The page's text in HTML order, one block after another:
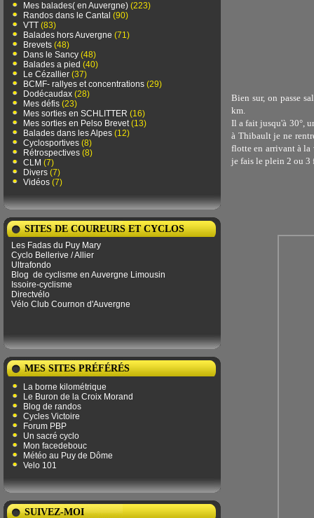
Mes balades( en Auvergne) (223)
Randos dans le Cantal (90)
VTT (83)
Balades hors Auvergne (71)
Brevets (48)
Dans le Sancy (48)
Balades a pied (40)
Le Cézallier (37)
BCMF- rallyes et concentrations (29)
Dodécaudax (28)
Mes défis (23)
Mes sorties en SCHLITTER (16)
Mes sorties en Pelso Brevet(13)
Balades dans les Alpes (12)
Cyclosportives (8)
Rétrospectives (8)
CLM (7)
Divers (7)
Vidéos (7)
SITES DE COUREURS ET CYCLOS
Les Fadas du Puy Mary
Cyclo Bellerive / Allier
Ultrafondo
Blog de ​​cyclisme en Auvergne Limousin
Issoire-cyclisme
Directvélo
Vélo Club Cournon d'Auvergne
MES SITES PRÉFÉRÉS
La borne kilométrique
Le Buron de la Croix Morand
Blog de randos
Cycles Victoire
Forum PBP
Un sacré cyclo
Mon facedebouc
Météo au Puy de Dôme
Velo 101
SUIVEZ-MOI
Bien sur, on passe
km.
Il a fait jusqu'à 30°,
à Thibault je ne
flotte en arrivant à la
je fais le plein 2 ou